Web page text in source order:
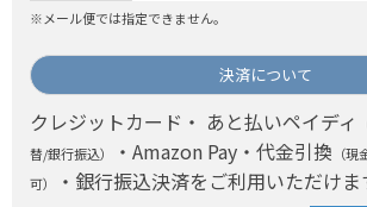
※メール便では指定できません。
決済について
クレジットカード・ あと払いペイディ
替/銀行振込）
・Amazon Pay・代金引換 （
可）
・銀行振込決済をご利用いただけま